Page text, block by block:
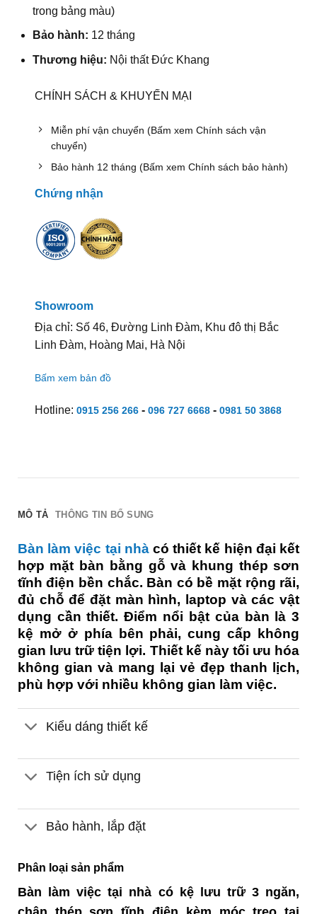
trong bảng màu)
Bảo hành: 12 tháng
Thương hiệu: Nội thất Đức Khang
CHÍNH SÁCH & KHUYẾN MẠI
Miễn phí vận chuyển (Bấm xem Chính sách vận
chuyển)
Bảo hành 12 tháng (Bấm xem Chính sách bảo hành)
Chứng nhận
Showroom
Địa chỉ: Số 46, Đường Linh Đàm, Khu đô thị Bắc
Linh Đàm, Hoàng Mai, Hà Nội
Bấm xem bản đồ
Hotline: 0915 256 266- 096 727 6668- 0981 50 3868
MÔ TẢ THÔNG TIN BỔ SUNG
Bàn làm việc tại nhàcó thiết kế hiện đại kết
hợp mặt bàn bằng gỗ và khung thép sơn
tĩnh điện bền chắc. Bàn có bề mặt rộng rãi,
đủ chỗ để đặt màn hình, laptop và các vật
dụng cần thiết. Điểm nổi bật của bàn là 3
kệ mở ở phía bên phải, cung cấp không
gian lưu trữ tiện lợi. Thiết kế này tối ưu hóa
không gian và mang lại vẻ đẹp thanh lịch,
phù hợp với nhiều không gian làm việc.
Kiểu dáng thiết kế
Tiện ích sử dụng
Bảo hành, lắp đặt
Phân loại sản phẩm
Bàn làm việc tại nhà có kệ lưu trữ 3 ngăn,